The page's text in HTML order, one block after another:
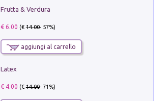
Frutta & Verdura
€ 6.00 (€14.00- 57%)
aggiungi al carrello
Latex
€ 4.00 (€14.00- 71%)